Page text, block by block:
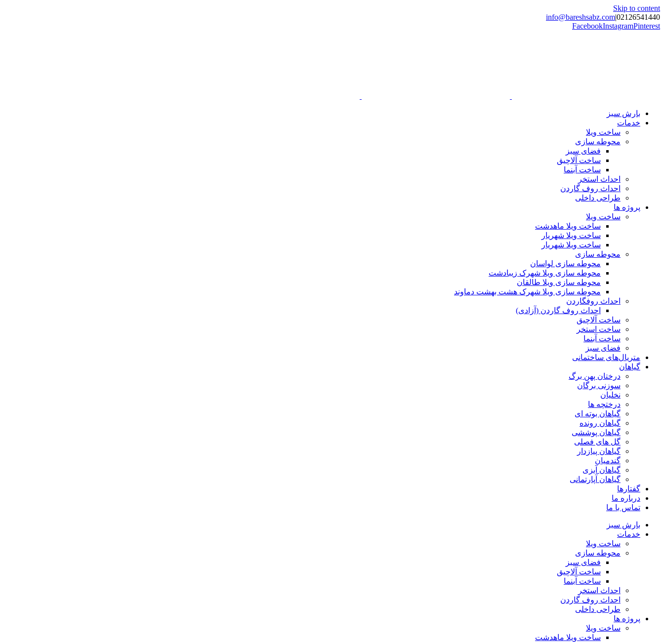
Skip to content
02126541440
|
info@bareshsabz.com
FacebookInstagramPinterest
بارش سبز
خدمات
ساخت ویلا
محوطه سازی
فضای سبز
ساخت آلاچیق
ساخت آبنما
احداث استخر
احداث روف گاردن
طراحی داخلی
پروژه ها
ساخت ویلا
ساخت ویلا ماهدشت
ساخت ویلا شهریار
ساخت ویلا شهریار
محوطه سازی
محوطه سازی لواسان
محوطه سازی ویلا شهرک زیبادشت
محوطه سازی ویلا طالقان
محوطه سازی ویلا شهرک هشت بهشت دماوند
احداث روفگاردن
احداث روف گاردن (آزادی)
ساخت آلاچیق
ساخت استخر
ساخت آبنما
فضای سبز
متریال‌های ساختمانی
گیاهان
درختان پهن برگ
سوزنی برگان
نخلیان
درختچه ها
گیاهان بوته ای
گیاهان رونده
گیاهان پوششی
گل های فصلی
گیاهان پیازدار
گندمیان
گیاهان آبزی
گیاهان آپارتمانی
گفتارها
درباره ما
تماس با ما
بارش سبز
خدمات
ساخت ویلا
محوطه سازی
فضای سبز
ساخت آلاچیق
ساخت آبنما
احداث استخر
احداث روف گاردن
طراحی داخلی
پروژه ها
ساخت ویلا
ساخت ویلا ماهدشت